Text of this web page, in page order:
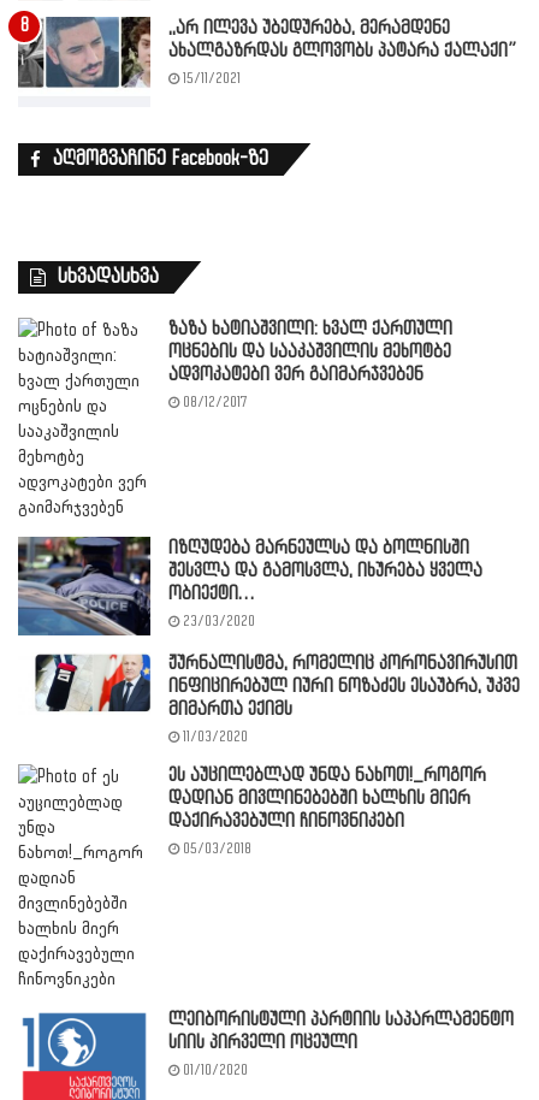
,,არ ილევა უბედურება, მერამდენე
ახალგაზრდას გლოვობს პატარა ქალაქი”
15/11/2021
აღმოგვაჩინე Facebook-ზე
სხვადასხვა
ზაზა ხატიაშვილი: ხვალ ქართული
ოცნების და სააკაშვილის მეხოტბე
ადვოკატები ვერ გაიმარჯვებენ
08/12/2017
იზღუდება მარნეულსა და ბოლნისში
შესვლა და გამოსვლა, იხურება ყველა
ობიექტი…
23/03/2020
ჟურნალისტმა, რომელიც კორონავირუსით
ინფიცირებულ იური ნოზაძეს ესაუბრა, უკვე
მიმართა ექიმს
11/03/2020
ეს აუცილებლად უნდა ნახოთ!_როგორ
დადიან მივლინებებში ხალხის მიერ
დაქირავებული ჩინოვნიკები
05/03/2018
ლეიბორისტული პარტიის საპარლამენტო
სიის პირველი ოცეული
01/10/2020